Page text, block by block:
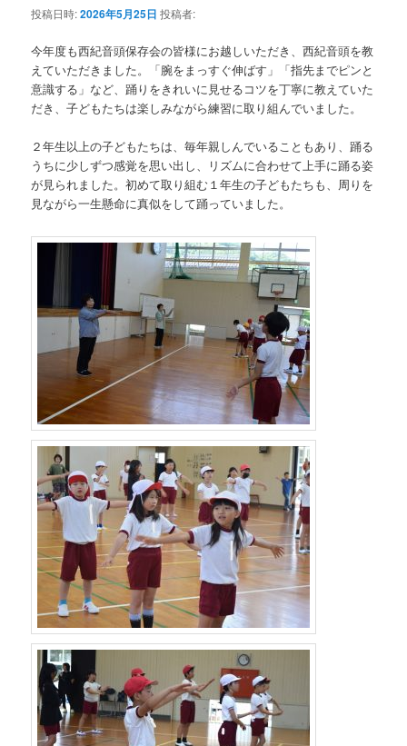
投稿日時:2026年5月25日 投稿者:
今年度も西紀音頭保存会の皆様にお越しいただき、西紀音頭を教
えていただきました。「腕をまっすぐ伸ばす」「指先までピンと
意識する」など、踊りをきれいに見せるコツを丁寧に教えていた
だき、子どもたちは楽しみながら練習に取り組んでいました。
２年生以上の子どもたちは、毎年親しんでいることもあり、踊る
うちに少しずつ感覚を思い出し、リズムに合わせて上手に踊る姿
が見られました。初めて取り組む１年生の子どもたちも、周りを
見ながら一生懸命に真似をして踊っていました。